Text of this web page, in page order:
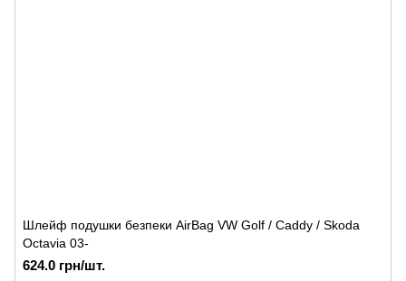
Шлейф подушки безпеки AirBag VW Golf / Caddy / Skoda
Octavia 03-
624.0 грн/шт.